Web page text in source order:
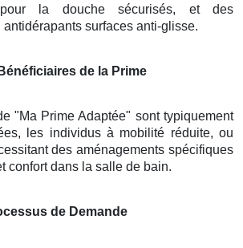
la douche sécurisés, et des
antidérapants surfaces anti-glisse.
de la Prime
"Ma Prime Adaptée" sont typiquement
les individus à mobilité réduite, ou
des aménagements spécifiques
confort dans la salle de bain.
de Demande